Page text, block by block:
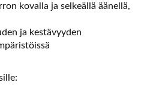
kovalla ja selkeällä äänellä,
ja kestävyyden